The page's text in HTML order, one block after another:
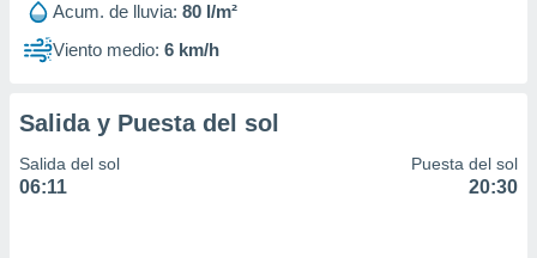
Acum. de lluvia: 80 l/m²
Viento medio: 6 km/h
Salida y Puesta del sol
Salida del sol
06:11
Puesta del sol
20:30